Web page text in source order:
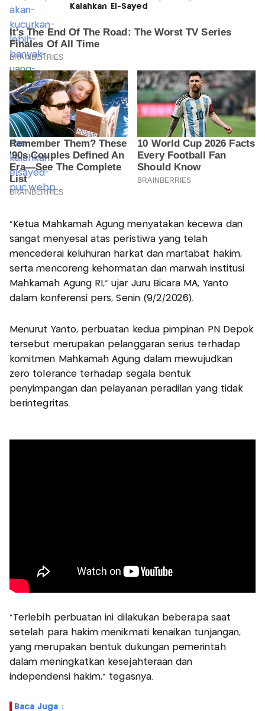
Kalahkan El-Sayed
"Ketua Mahkamah Agung menyatakan kecewa dan
sangat menyesal atas peristiwa yang telah
mencederai keluhuran harkat dan martabat hakim,
serta mencoreng kehormatan dan marwah institusi
Mahkamah Agung RI," ujar Juru Bicara MA, Yanto
dalam konferensi pers, Senin (9/2/2026).
Menurut Yanto, perbuatan kedua pimpinan PN Depok
tersebut merupakan pelanggaran serius terhadap
komitmen Mahkamah Agung dalam mewujudkan
zero tolerance terhadap segala bentuk
penyimpangan dan pelayanan peradilan yang tidak
berintegritas.
"Terlebih perbuatan ini dilakukan beberapa saat
setelah para hakim menikmati kenaikan tunjangan,
yang merupakan bentuk dukungan pemerintah
dalam meningkatkan kesejahteraan dan
independensi hakim," tegasnya.
Baca Juga :